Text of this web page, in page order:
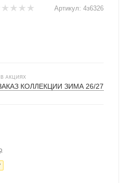
Артикул: 4з6326
АКЦИЯХ
КОЛЛЕКЦИИ ЗИМА 26/27